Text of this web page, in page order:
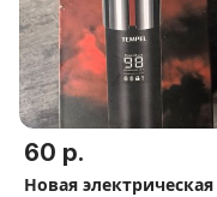
60 р.
Новая электрическая